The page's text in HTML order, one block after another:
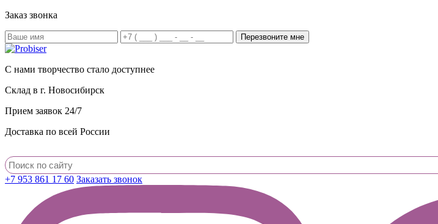
Заказ звонка
С нами творчество стало доступнее
Склад в г. Новосибирск
Прием заявок 24/7
Доставка по всей России
+7 953 861 17 60 Заказать звонок